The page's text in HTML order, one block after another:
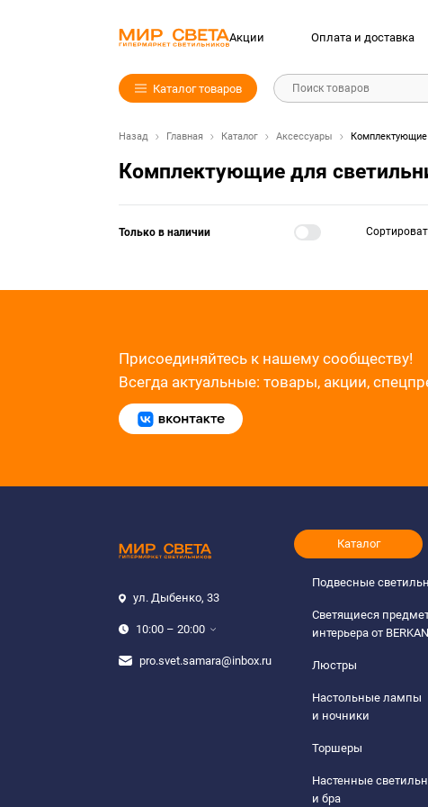
Акции Оплата и доставка
Каталог товаров Поиск товаров
Назад Главная Каталог Аксессуары Комплектующие
Комплектующие для
Только в наличии
Присоединяйтесь к нашему сообществу!
Всегда актуальные: товары, акции,
ул. Дыбенко, 33
10:00 – 20:00
pro.svet.samara@inbox.ru
Каталог
Подвесные
Светящиеся
интерьера от
Люстры
Настольные лампы
и ночники
Торшеры
Настенные
и бра